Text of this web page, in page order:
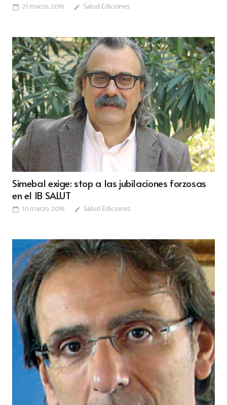
calendar_today 21 marzo, 2016 edit Salud Ediciones
Simebal exige: stop a las jubilaciones forzosas
en el IB SALUT
calendar_today 10 marzo, 2016 edit Salud Ediciones